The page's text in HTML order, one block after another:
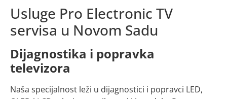
Usluge Pro Electronic TV
servisa u Novom Sadu
Dijagnostika i popravka
televizora
Naša specijalnost leži u dijagnostici i popravci LED,